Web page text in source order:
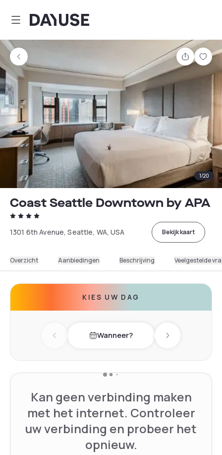
Dayuse
Delen
1/20
Coast Seattle Downtown by APA
1301 6th Avenue, Seattle, WA, USA Bekijk kaart
Overzicht Aanbiedingen Beschrijving Veelgestelde
KIES UW DAG
Previous dayWanneer? Next day
Kan geen verbinding maken
met het internet. Controleer
uw verbinding en probeer het
opnieuw.